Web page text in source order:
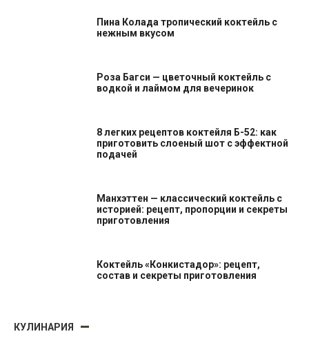
Пина Колада тропический коктейль с
нежным вкусом
Роза Багси — цветочный коктейль с
водкой и лаймом для вечеринок
8 легких рецептов коктейля Б-52: как
приготовить слоеный шот с эффектной
подачей
Манхэттен — классический коктейль с
историей: рецепт, пропорции и секреты
приготовления
Коктейль «Конкистадор»: рецепт,
состав и секреты приготовления
КУЛИНАРИЯ